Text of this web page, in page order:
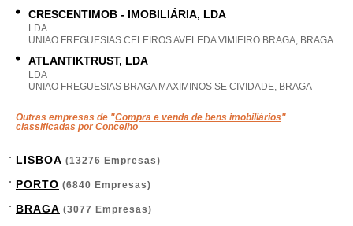
CRESCENTIMOB - IMOBILIÁRIA, LDA
LDA
UNIAO FREGUESIAS CELEIROS AVELEDA VIMIEIRO BRAGA, BRAGA
ATLANTIKTRUST, LDA
LDA
UNIAO FREGUESIAS BRAGA MAXIMINOS SE CIVIDADE, BRAGA
Outras empresas de "Compra e venda de bens imobiliários"
classificadas por Concelho
LISBOA (13276 Empresas)
PORTO (6840 Empresas)
BRAGA (3077 Empresas)